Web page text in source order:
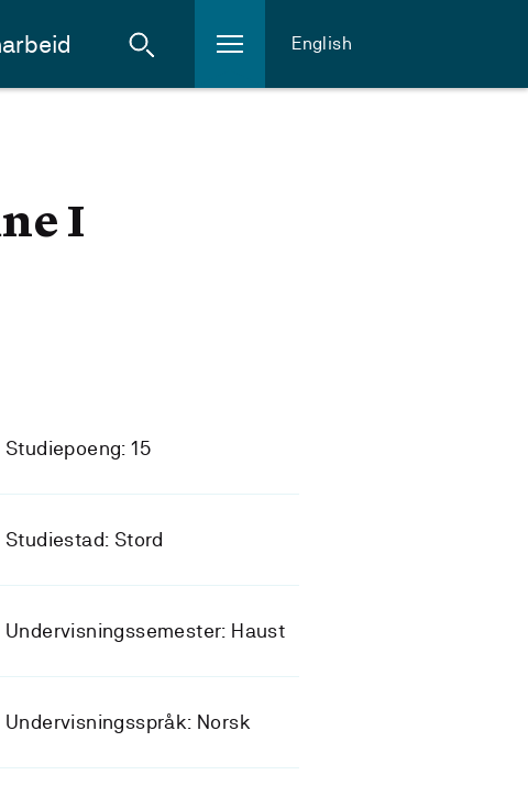
English
I
Studiepoeng: 15
Studiestad: Stord
Undervisningssemester: Haust
Undervisningsspråk: Norsk